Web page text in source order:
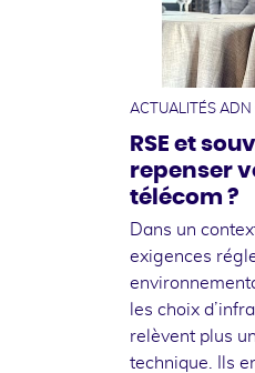
ACTUALITÉS ADN
RSE et
repenser
télécom ?
Dans un
exigences
les choix
relèvent plus
technique. Ils